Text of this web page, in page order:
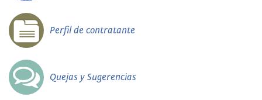
Perfil de contratante
Quejas y Sugerencias